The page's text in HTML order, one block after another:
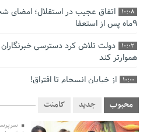
10:08
اتفاق عجیب در استقلال؛ امضای
٩ماه پس از استعفا
10:02
دولت تلاش کرد دسترسی خبرنگاران
هموارتر کند
10:00 از خیابان انسجام تا افتراق!
9:48
چالش نظارت بر درمانگران
برای جلوگیری از فعالیت پزشک‌نماها
محبوب جدید کامنت